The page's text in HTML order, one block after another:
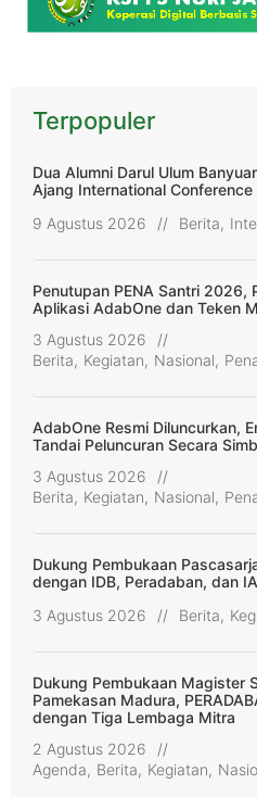
Terpopuler
Dua Alumni Darul Ulum
Ajang International
9 Agustus 2026
// Berita,
Penutupan PENA Santri 2026,
Aplikasi AdabOne dan Teken
3 Agustus 2026
//
Berita, Kegiatan, Nasional,
AdabOne Resmi Diluncurkan,
Tandai Peluncuran Secara
3 Agustus 2026
//
Berita, Kegiatan, Nasional,
Dukung Pembukaan
dengan IDB, Peradaban, dan
3 Agustus 2026
// Berita,
Dukung Pembukaan Magister
Pamekasan Madura,
dengan Tiga Lembaga Mitra
2 Agustus 2026
//
Agenda, Berita, Kegiatan,